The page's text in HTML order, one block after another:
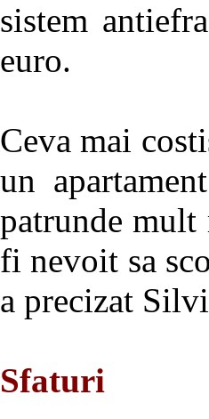
sistem
euro.
Ceva mai
un
patrunde mult
fi nevoit sa
a precizat
Sfaturi